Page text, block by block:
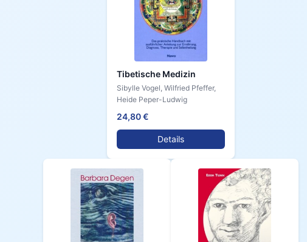
Tibetische Medizin
Sibylle Vogel, Wilfried Pfeffer,
Heide Peper-Ludwig
24,80 €
Details